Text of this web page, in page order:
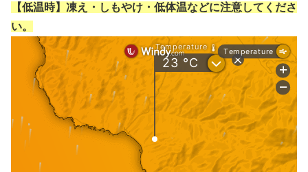
【低温時】凍え・しもやけ・低体温などに注意してくださ
い。